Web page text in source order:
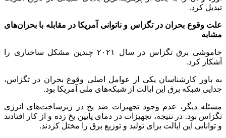
تبدیل کرد.
علت وقوع بحران در تگزاس و ناتوانی آمریکا در مقابله با بحران‌های
مشابه
خاموشی برق تگزاس در سال ۲۰۲۱ چندین مشکل ساختاری را
آشکار کرد.
به باور کارشناسان یکی از عوامل اصلی وقوع بحران در تگزاس،
جدایی شبکه برق این ایالت از شبکه‌های ملی آمریکا بود.
مسئله دیگر، عدم وجود تجهیزات ضد یخ در زیرساخت‌های انرژی
تگزاس بود. در نتیجه، تجهیزات در دمای پایین یخ زده و از کار افتادند
و توانایی این ایالت برای تولید و توزیع برق را مختل کردند.